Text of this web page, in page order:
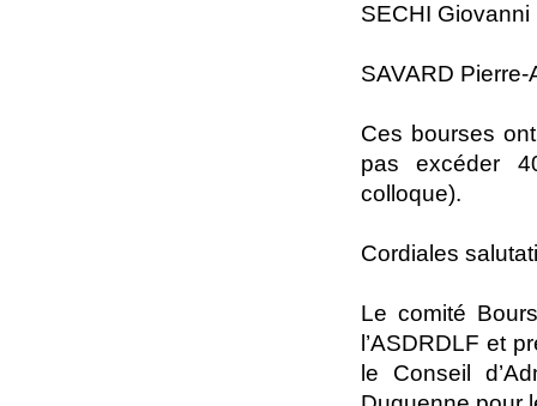
SECHI
SAVARD
Ces bourses
pas excéder
colloque).
Cordiales
Le comité
l’ASDRDLF et
le Conseil